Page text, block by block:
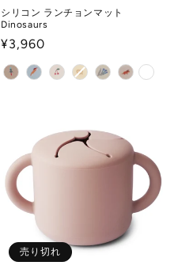
シリコン ランチョンマット
Dinosaurs
通
常
価
¥3,960
売り切れ